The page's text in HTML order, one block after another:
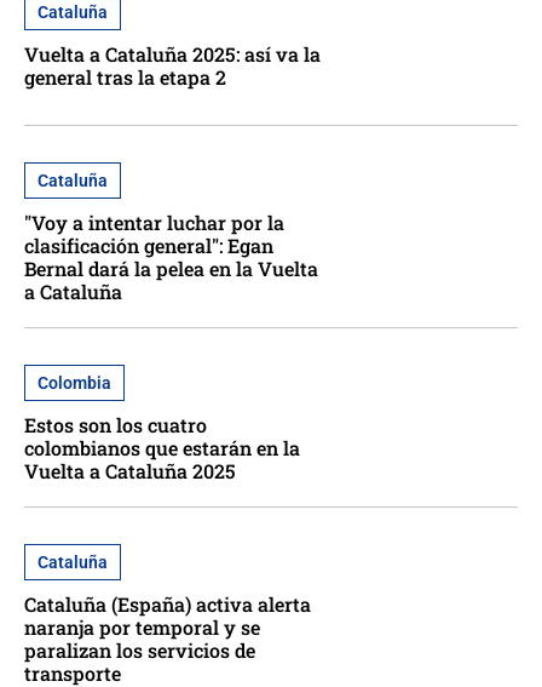
Cataluña
Vuelta a Cataluña 2025: así va la
general tras la etapa 2
Cataluña
"Voy a intentar luchar por la
clasificación general": Egan
Bernal dará la pelea en la Vuelta
a Cataluña
Colombia
Estos son los cuatro
colombianos que estarán en la
Vuelta a Cataluña 2025
Cataluña
Cataluña (España) activa alerta
naranja por temporal y se
paralizan los servicios de
transporte